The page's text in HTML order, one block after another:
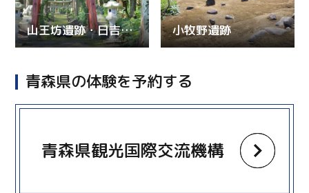
山王坊遺跡・日吉神社 小牧野遺跡
青森県の体験を予約する
青森県観光国際交流機構
more